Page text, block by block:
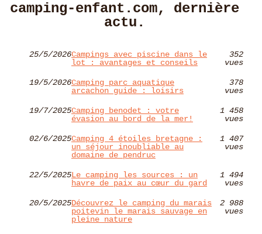
camping-enfant.com, dernière
actu.
25/5/2026Campings avec piscine dans le
lot : avantages et conseils
352
vues
19/5/2026Camping parc aquatique
arcachon guide : loisirs
378
vues
19/7/2025Camping benodet : votre
évasion au bord de la mer!
1 458
vues
02/6/2025Camping 4 étoiles bretagne :
un séjour inoubliable au
domaine de pendruc
1 407
vues
22/5/2025Le camping les sources : un
havre de paix au cœur du gard
1 494
vues
20/5/2025Découvrez le camping du marais
poitevin le marais sauvage en
pleine nature
2 988
vues